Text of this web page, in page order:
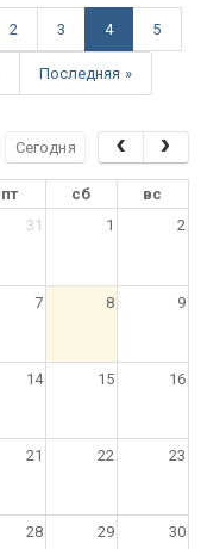
2 3 4 5
Последняя »
Сегодня
пт сб
вс
31 1 2
7 8 9
14 15 16
21 22 23
28 29 30